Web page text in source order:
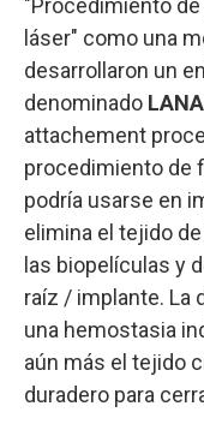
"Procedimiento
láser" como una
desarrollaron un
denominado
attachement
procedimiento de
podría usarse en
elimina el tejido
las biopelículas y
raíz / implante. La
una hemostasia
aún más el tejido
duradero para